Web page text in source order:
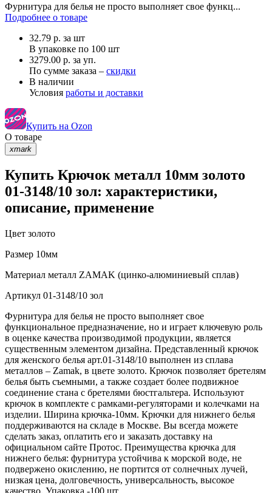
Фурнитура для белья не просто выполняет свое функц...
Подробнее о товаре
32.79 р. за шт
В упаковке по 100 шт
3279.00 р. за уп.
По сумме заказа – скидки
В наличии
Условия работы и доставки
Купить на Ozon
О товаре
xmark
Купить Крючок металл 10мм золото
01-3148/10 зол: характеристики,
описание, применение
Цвет золото
Размер 10мм
Материал металл ZAMAK (цинко-алюминиевый сплав)
Артикул 01-3148/10 зол
Фурнитура для белья не просто выполняет свое
функциональное предназначение, но и играет ключевую роль
в оценке качества производимой продукции, является
существенным элементом дизайна. Представленный крючок
для женского белья арт.01-3148/10 выполнен из сплава
металлов – Zamak, в цвете золото. Крючок позволяет бретелям
белья быть съемными, а также создает более подвижное
соединение стана с бретелями бюстгальтера. Используют
крючок в комплекте с рамками-регуляторами и колечками на
изделии. Ширина крючка-10мм. Крючки для нижнего белья
поддерживаются на складе в Москве. Вы всегда можете
сделать заказ, оплатить его и заказать доставку на
официальном сайте Протос. Преимущества крючка для
нижнего белья: фурнитура устойчива к морской воде, не
подвержено окислению, не портится от солнечных лучей,
низкая цена, долговечность, универсальность, высокое